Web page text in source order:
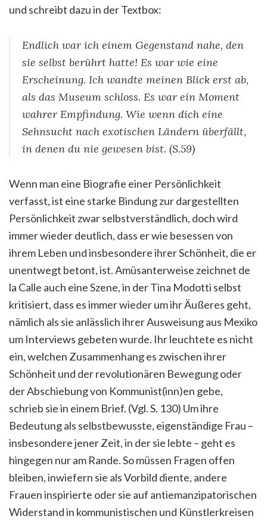
und schreibt dazu in der Textbox:
Endlich war ich einem Gegenstand nahe, den
sie selbst berührt hatte! Es war wie eine
Erscheinung. Ich wandte meinen Blick erst ab,
als das Museum schloss. Es war ein Moment
wahrer Empfindung. Wie wenn dich eine
Sehnsucht nach exotischen Ländern überfällt,
in denen du nie gewesen bist. (S.59)
Wenn man eine Biografie einer Persönlichkeit
verfasst, ist eine starke Bindung zur dargestellten
Persönlichkeit zwar selbstverständlich, doch wird
immer wieder deutlich, dass er wie besessen von
ihrem Leben und insbesondere ihrer Schönheit, die er
unentwegt betont, ist. Amüsanterweise zeichnet de
la Calle auch eine Szene, in der Tina Modotti selbst
kritisiert, dass es immer wieder um ihr Äußeres geht,
nämlich als sie anlässlich ihrer Ausweisung aus Mexiko
um Interviews gebeten wurde. Ihr leuchtete es nicht
ein, welchen Zusammenhang es zwischen ihrer
Schönheit und der revolutionären Bewegung oder
der Abschiebung von Kommunist(inn)en gebe,
schrieb sie in einem Brief. (Vgl. S. 130) Um ihre
Bedeutung als selbstbewusste, eigenständige Frau –
insbesondere jener Zeit, in der sie lebte – geht es
hingegen nur am Rande. So müssen Fragen offen
bleiben, inwiefern sie als Vorbild diente, andere
Frauen inspirierte oder sie auf antiemanzipatorischen
Widerstand in kommunistischen und Künstlerkreisen